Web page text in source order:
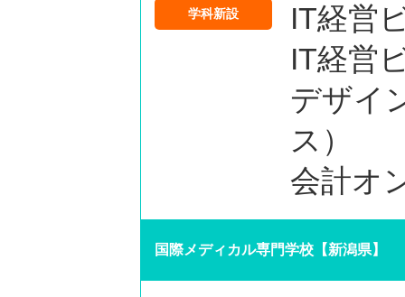
学科新設
IT経営
IT経営
デザイ
ス）
会計オ
国際メディカル専門学校【新潟県】